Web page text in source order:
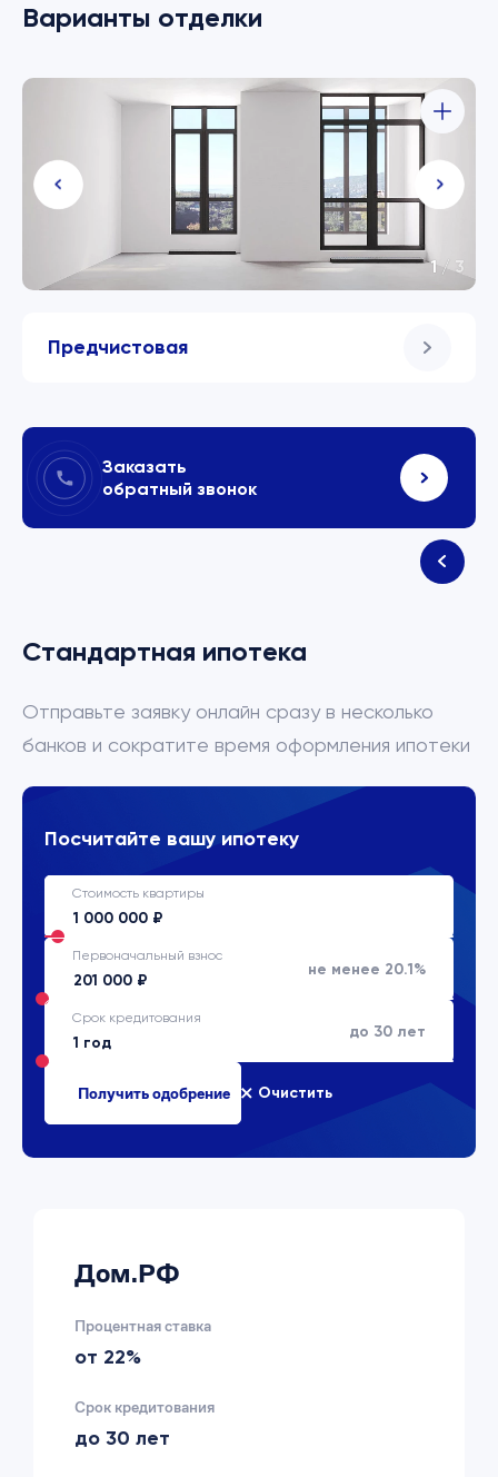
Варианты отделки
Предчистовая
1 /3
Заказать
обратный звонок
Стандартная ипотека
Отправьте заявку онлайн сразу в несколько
банков и сократите время оформления ипотеки
Посчитайте вашу ипотеку
Стоимость квартиры
Первоначальный взнос
не менее 20.1%
Срок кредитования
до 30 лет
Очистить
Дом.РФ
Процентная ставка
от 22%
Срок кредитования
до 30 лет